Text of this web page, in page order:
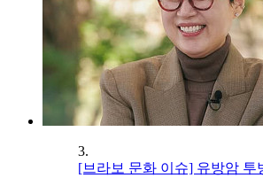
3.
[브라보 문화 이슈] 유방암 투